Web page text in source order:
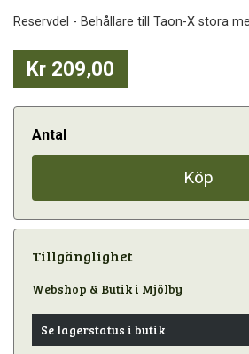
Reservdel - Behållare till Taon-X stora
Kr 209,00
Antal
Köp
Tillgänglighet
Webshop & Butik i Mjölby
Se lagerstatus i butik